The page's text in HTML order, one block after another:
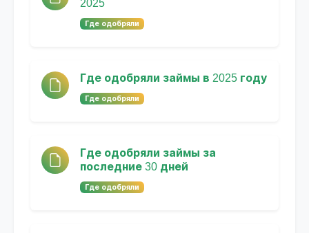
2025
Где одобряли
Где одобряли займы в 2025 году
Где одобряли
Где одобряли займы за
последние 30 дней
Где одобряли